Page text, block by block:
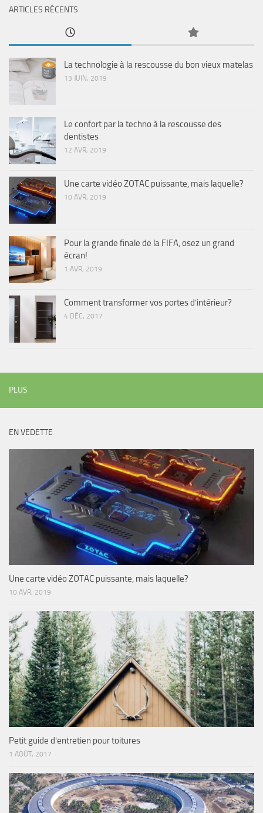
ARTICLES RÉCENTS
La technologie à la rescousse du bon vieux matelas
13 JUIN, 2019
Le confort par la techno à la rescousse des
dentistes
12 AVR, 2019
Une carte vidéo ZOTAC puissante, mais laquelle?
10 AVR, 2019
Pour la grande finale de la FIFA, osez un grand
écran!
1 AVR, 2019
Comment transformer vos portes d’intérieur?
4 DÉC, 2017
PLUS
EN VEDETTE
Une carte vidéo ZOTAC puissante, mais laquelle?
10 AVR, 2019
Petit guide d’entretien pour toitures
1 AOÛT, 2017